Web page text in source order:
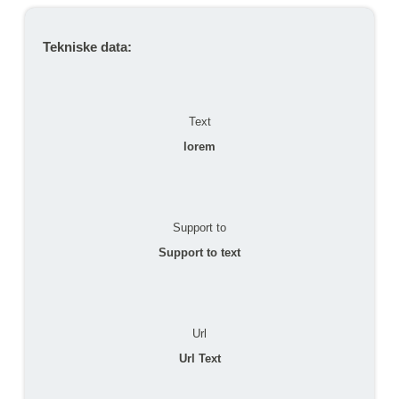
Tekniske data:
Text
lorem
Support to
Support to text
Url
Url Text